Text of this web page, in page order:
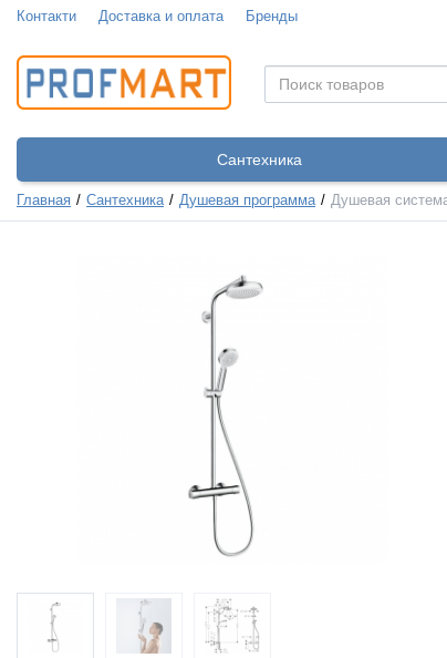
Контакти Доставка и оплата Бренды
Сантехника
Главная Сантехника Душевая программа Душевая